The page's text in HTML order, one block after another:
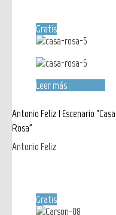
Gratis
Leer más
Antonio Feliz | Escenario “Casa
Rosa”
Antonio Feliz
Gratis